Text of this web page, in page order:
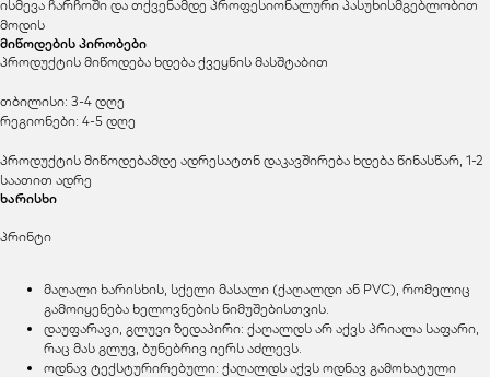
ისმევა ჩარჩოში და თქვენამდე პროფესიონალური პასუხისმგებლობით
მოდის
მიწოდების პირობები
პროდუქტის მიწოდება ხდება ქვეყნის მასშტაბით
თბილისი: 3-4 დღე
რეგიონები: 4-5 დღე
პროდუქტის მიწოდებამდე ადრესატთნ დაკავშირება ხდება წინასწარ, 1-2
საათით ადრე
ხარისხი
პრინტი
მაღალი ხარისხის, სქელი მასალი (ქაღალდი ან PVC), რომელიც
გამოიყენება ხელოვნების ნიმუშებისთვის.
დაუფარავი, გლუვი ზედაპირი: ქაღალდს არ აქვს პრიალა საფარი,
რაც მას გლუვ, ბუნებრივ იერს აძლევს.
ოდნავ ტექსტურირებული: ქაღალდს აქვს ოდნავ გამოხატული